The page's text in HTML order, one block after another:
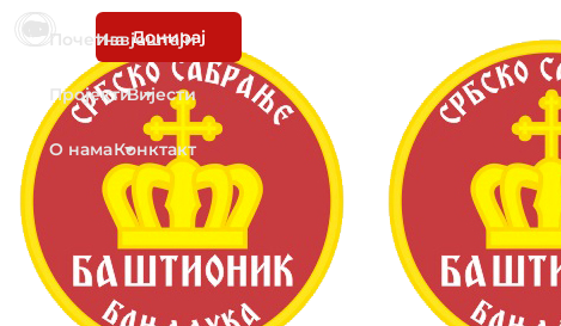
Почетна
Пројекти
О нама
Извјештаји
Вијести
Конктакт
Донирај